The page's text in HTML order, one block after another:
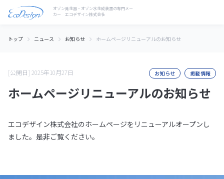
トップ ニュース お知らせ ホームページリニューアルのお知らせ
お知らせ 掲載情報
[公開日] 2025年10月27日
ホームページリニューアルのお知らせ
エコデザイン株式会社のホームページをリニューアルオープンし
ました。是非ご覧ください。